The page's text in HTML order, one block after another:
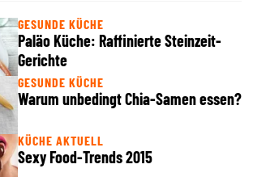
GESUNDE KÜCHE
Paläo Küche: Raffinierte Steinzeit-
Gerichte
GESUNDE KÜCHE
Warum unbedingt Chia-Samen essen?
KÜCHE AKTUELL
Sexy Food-Trends 2015